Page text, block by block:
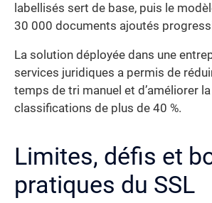
labellisés sert de base, puis le
30 000 documents ajoutés
La solution déployée dans une
services juridiques a permis de
temps de tri manuel et d’améliorer
classifications de plus de 40 %.
Limites, défis et
pratiques du SSL